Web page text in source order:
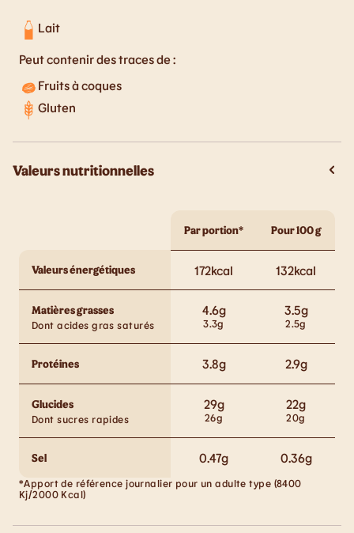
Lait
Peut contenir des traces de :
Fruits à coques
Gluten
Valeurs nutritionnelles
Par portion* Pour 100 g
Valeurs énergétiques 172kcal 132kcal
Matières grasses 4.6g 3.5g
Dont acides gras saturés 3.3g 2.5g
Protéines 3.8g 2.9g
Glucides 29g 22g
Dont sucres rapides 26g 20g
Sel 0.47g 0.36g
*Apport de référence journalier pour un adulte type (8400
Kj/2000 Kcal)